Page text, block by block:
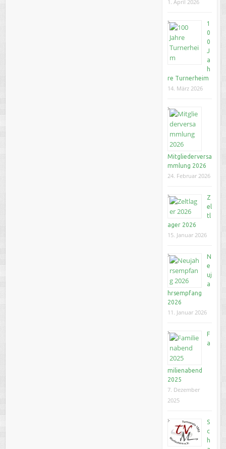
1. April 2026
1
0
0
J
a
h
re Turnerheim
14. März 2026
Mitgliederversa
mmlung 2026
24. Februar 2026
Z
el
tl
ager 2026
15. Januar 2026
N
e
uj
a
hrsempfang
2026
11. Januar 2026
F
a
milienabend
2025
7. Dezember
2025
S
c
h